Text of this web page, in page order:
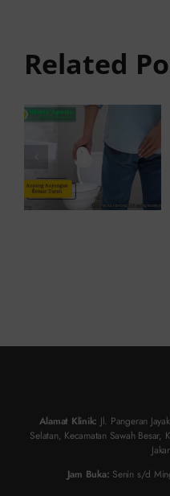
Related
Darah:
Penyebab
dan Kapan
ke Dokter
Alamat Klinik: Jl. Pangeran
Selatan, Kecamatan Sawah Besar,
Jam Buka: Senin s/d